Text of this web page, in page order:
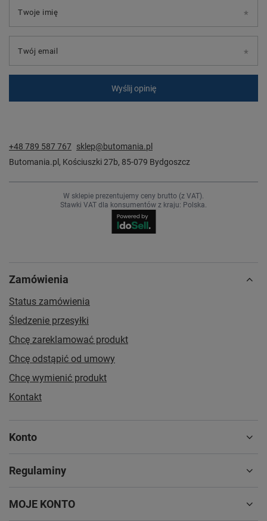
Twoje imię
Twój email
Wyślij opinię
+48 789 587 767 sklep@butomania.pl
Butomania.pl , Kościuszki 27b, 85-079 Bydgoszcz
W sklepie prezentujemy ceny brutto (z VAT).
Stawki VAT dla konsumentów z kraju: Polska.
Zamówienia
Status zamówienia
Śledzenie przesyłki
Chcę zareklamować produkt
Chcę odstąpić od umowy
Chcę wymienić produkt
Kontakt
Konto
Regulaminy
MOJE KONTO